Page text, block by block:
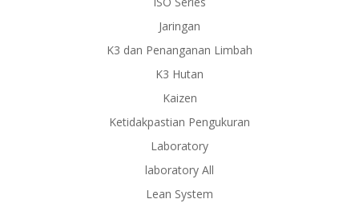
Jaringan
K3 dan Penanganan Limbah
K3 Hutan
Kaizen
Ketidakpastian Pengukuran
Laboratory
laboratory All
Lean System